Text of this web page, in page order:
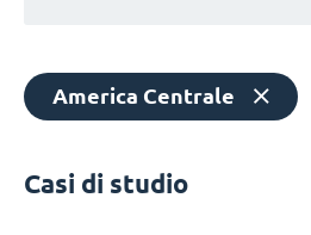
America Centrale
Casi di studio